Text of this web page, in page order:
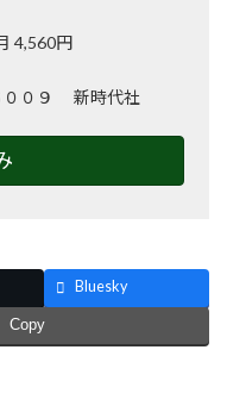
4,560円
００９ 新時代社
Bluesky
Copy